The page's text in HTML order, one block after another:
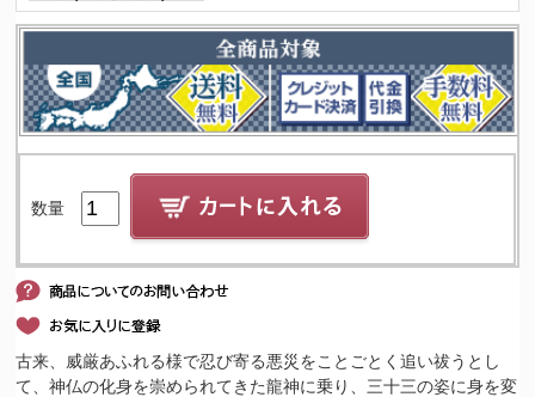
数量
古来、威厳あふれる様で忍び寄る悪災をことごとく追い祓うとし
て、神仏の化身を崇められてきた龍神に乗り、三十三の姿に身を変